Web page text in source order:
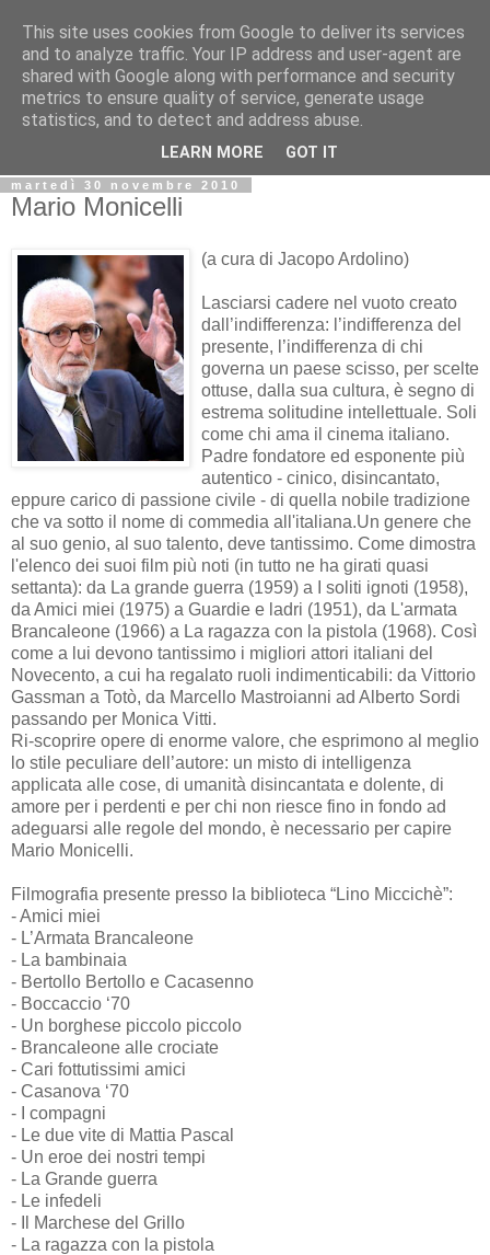
Biblio@rti in
Il Blog della Biblioteca di Area delle arti per condividere
informazioni iniziative incontri
martedì 30 novembre 2010
Mario Monicelli
(a cura di Jacopo Ardolino)
Lasciarsi cadere nel vuoto creato
dall’indifferenza: l’indifferenza del
presente, l’indifferenza di chi
governa un paese scisso, per scelte
ottuse, dalla sua cultura, è segno di
estrema solitudine intellettuale. Soli
come chi ama il cinema italiano.
Padre fondatore ed esponente più
autentico - cinico, disincantato,
eppure carico di passione civile - di quella nobile tradizione
che va sotto il nome di commedia all'italiana.Un genere che
al suo genio, al suo talento, deve tantissimo. Come dimostra
l'elenco dei suoi film più noti (in tutto ne ha girati quasi
settanta): da La grande guerra (1959) a I soliti ignoti (1958),
da Amici miei (1975) a Guardie e ladri (1951), da L'armata
Brancaleone (1966) a La ragazza con la pistola (1968). Così
come a lui devono tantissimo i migliori attori italiani del
Novecento, a cui ha regalato ruoli indimenticabili: da Vittorio
Gassman a Totò, da Marcello Mastroianni ad Alberto Sordi
passando per Monica Vitti.
Ri-scoprire opere di enorme valore, che esprimono al meglio
lo stile peculiare dell’autore: un misto di intelligenza
applicata alle cose, di umanità disincantata e dolente, di
amore per i perdenti e per chi non riesce fino in fondo ad
adeguarsi alle regole del mondo, è necessario per capire
Mario Monicelli.
Filmografia presente presso la biblioteca “Lino Miccichè”:
- Amici miei
- L’Armata Brancaleone
- La bambinaia
- Bertollo Bertollo e Cacasenno
- Boccaccio ‘70
- Un borghese piccolo piccolo
- Brancaleone alle crociate
- Cari fottutissimi amici
- Casanova ‘70
- I compagni
- Le due vite di Mattia Pascal
- Un eroe dei nostri tempi
- La Grande guerra
- Le infedeli
- Il Marchese del Grillo
- La ragazza con la pistola
This site uses cookies from Google to deliver its services
and to analyze traffic. Your IP address and user-agent are
shared with Google along with performance and security
metrics to ensure quality of service, generate usage
statistics, and to detect and address abuse.
LEARN MORE GOT IT